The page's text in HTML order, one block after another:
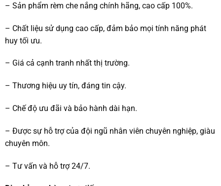
– Sản phẩm rèm che nắng chính hãng, cao cấp 100%.
– Chất liệu sử dụng cao cấp, đảm bảo mọi tính năng phát
huy tối ưu.
– Giá cả cạnh tranh nhất thị trường.
– Thương hiệu uy tín, đáng tin cậy.
– Chế độ ưu đãi và bảo hành dài hạn.
– Được sự hỗ trợ của đội ngũ nhân viên chuyên nghiệp, giàu
chuyên môn.
– Tư vấn và hỗ trợ 24/7.